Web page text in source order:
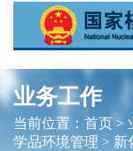
业务工作
当前位置： 首页>
学品环境管理 > 新